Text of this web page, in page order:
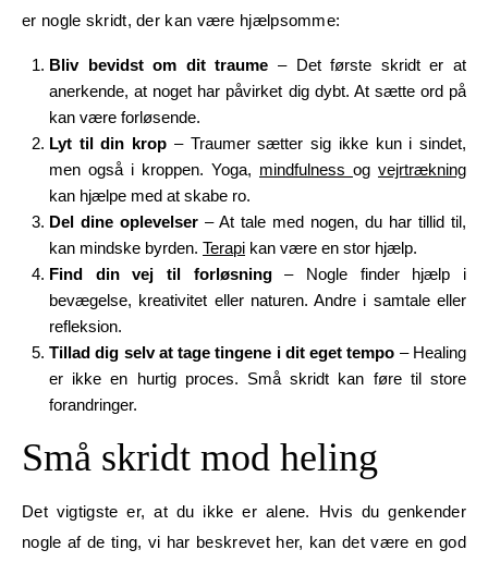
er nogle skridt, der kan være hjælpsomme:
Bliv bevidst om dit traume – Det første skridt er at
anerkende, at noget har påvirket dig dybt. At sætte ord på
kan være forløsende.
Lyt til din krop – Traumer sætter sig ikke kun i sindet,
men også i kroppen. Yoga, mindfulness og vejrtrækning
kan hjælpe med at skabe ro.
Del dine oplevelser – At tale med nogen, du har tillid til,
kan mindske byrden. Terapi kan være en stor hjælp.
Find din vej til forløsning– Nogle finder hjælp i
bevægelse, kreativitet eller naturen. Andre i samtale eller
refleksion.
Tillad dig selv at tage tingene i dit eget tempo – Healing
er ikke en hurtig proces. Små skridt kan føre til store
forandringer.
Små skridt mod heling
Det vigtigste er, at du ikke er alene. Hvis du genkender
nogle af de ting, vi har beskrevet her, kan det være en god